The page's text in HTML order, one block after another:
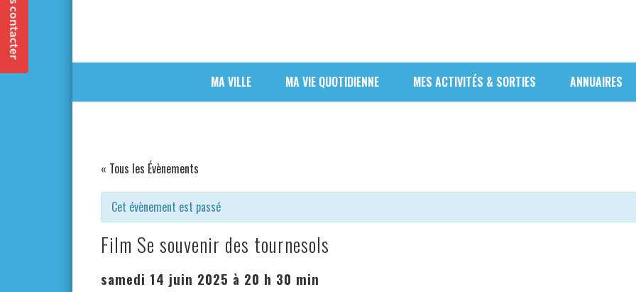
MA VILLE MA VIE QUOTIDIENNE MES ACTIVITÉS & SORTIES ANNUAIRES
« Tous les Évènements
Cet évènement est passé
Film Se souvenir des tournesols
samedi 14 juin 2025 à 20 h 30 min